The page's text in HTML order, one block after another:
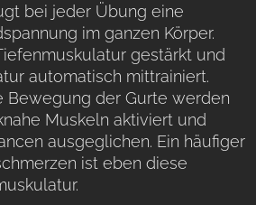
bei jeder Übung eine
im ganzen Körper.
gestärkt und
automatisch mittrainiert.
Bewegung der Gurte werden
Muskeln aktiviert und
ausgeglichen. Ein häufiger
ist eben diese